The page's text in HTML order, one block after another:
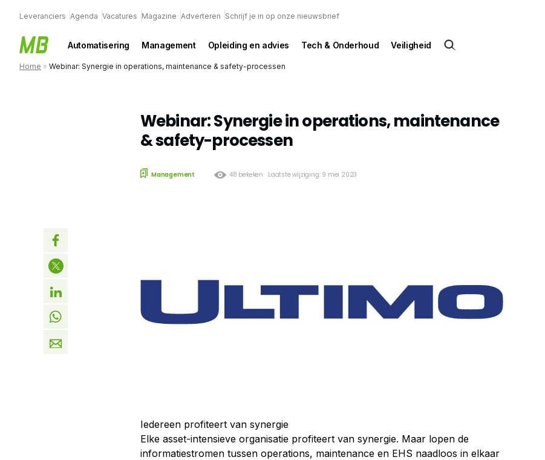
Leveranciers Agenda Vacatures Magazine Adverteren Schrijf je in op onze nieuwsbrief
Automatisering Management Opleiding en advies Tech & Onderhoud Veiligheid
Home » Webinar: Synergie in operations, maintenance & safety-processen
Webinar: Synergie in operations, maintenance
& safety-processen
Management 48 bekeken Laatste wijziging: 9 mei 2023
Iedereen profiteert van synergie
Elke asset-intensieve organisatie profiteert van synergie. Maar lopen de
informatiestromen tussen operations, maintenance en EHS naadloos in elkaar